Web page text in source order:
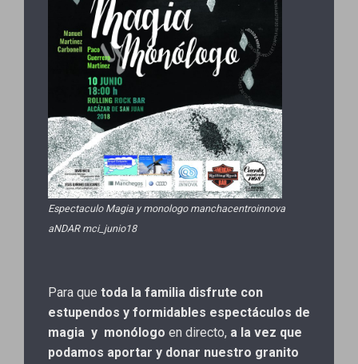
Espectaculo Magia y monologo manchacentroinnova
aNDAR mci_junio18
Para que toda la familia disfrute con
estupendos y formidables espectáculos de
magia y monólogo en directo, a la vez que
podamos aportar y donar nuestro granito